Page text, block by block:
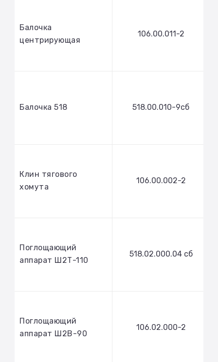
Балочка
центрирующая
106.00.011-2
Балочка 518 518.00.010-9сб
Клин тягового
хомута
106.00.002-2
Поглощающий
аппарат Ш2Т-110
518.02.000.04 сб
Поглощающий
аппарат Ш2В-90
106.02.000-2